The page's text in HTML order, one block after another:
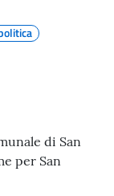
di San
per San